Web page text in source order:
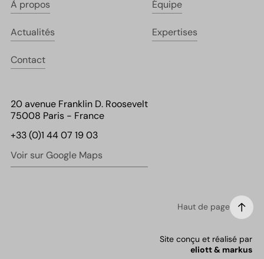
À propos Équipe
Actualités Expertises
Contact
20 avenue Franklin D. Roosevelt
75008 Paris - France
+33 (0)1 44 07 19 03
Voir sur Google Maps
Site conçu et réalisé par
eliott & markus
Haut de page